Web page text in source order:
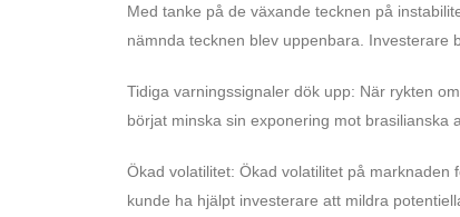
Med tanke på de växande tecknen på
nämnda tecknen blev uppenbara. Investerare
Tidiga varningssignaler dök upp: När rykten
börjat minska sin exponering mot brasilianska
Ökad volatilitet: Ökad volatilitet på
kunde ha hjälpt investerare att mildra